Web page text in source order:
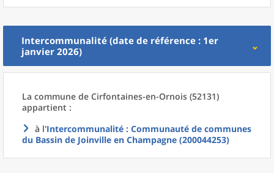
Intercommunalité (date de référence : 1er
janvier 2026)
La commune de Cirfontaines-en-Ornois (52131)
appartient :
à l'Intercommunalité : Communauté de communes
du Bassin de Joinville en Champagne (200044253)